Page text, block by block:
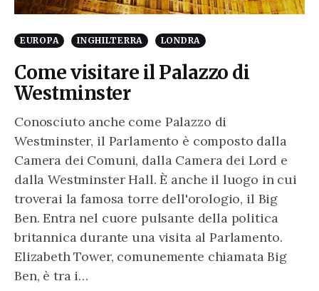
EUROPA INGHILTERRA LONDRA
Come visitare il Palazzo di
Westminster
Conosciuto anche come Palazzo di
Westminster, il Parlamento è composto dalla
Camera dei Comuni, dalla Camera dei Lord e
dalla Westminster Hall. È anche il luogo in cui
troverai la famosa torre dell'orologio, il Big
Ben. Entra nel cuore pulsante della politica
britannica durante una visita al Parlamento.
Elizabeth Tower, comunemente chiamata Big
Ben, è tra i…